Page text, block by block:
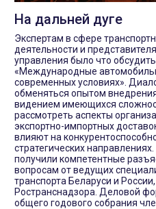
На дальней дуге
Экспертам в сфере
деятельности и
управления было что
«Международные
современных условиях».
обменяться опытом
видением имеющихся
рассмотреть аспекты
экспортно-импортных
влияют на
стратегических
получили компетентные
вопросам от ведущих
транспорта Беларуси и
Ространснадзора. Деловой
общего годового собрания